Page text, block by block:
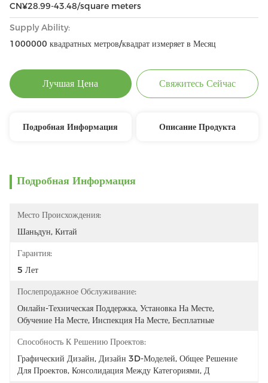
CN¥28.99-43.48/square meters
Supply Ability:
1000000 квадратных метров/квадрат измеряет в Месяц
Лучшая Цена Свяжитесь Сейчас
Подробная Информация Описание Продукта
Подробная Информация
Место Происхождения:
Шаньдун, Китай
Гарантия:
5 Лет
Послепродажное Обслуживание:
Онлайн-Техническая Поддержка, Установка На Месте,
Обучение На Месте, Инспекция На Месте, Бесплатные
Способность К Решению Проектов:
Графический Дизайн, Дизайн 3D-Моделей, Общее Решение
Для Проектов, Консолидация Между Категориями, Д